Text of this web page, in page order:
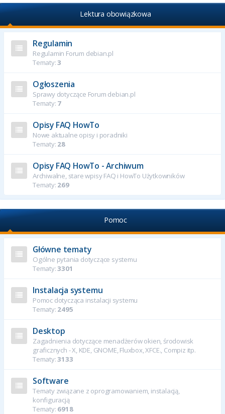
Lektura obowiązkowa
Regulamin
Regulamin Forum debian.pl
Tematy:3
Ogłoszenia
Sprawy dotyczące Forum debian.pl
Tematy: 7
Opisy FAQ HowTo
Nowe aktualne opisy i poradniki
Tematy: 28
Opisy FAQ HowTo - Archiwum
Archiwalne, stare wpisy FAQ i HowTo Użytkowników
Tematy: 269
Pomoc
Główne tematy
Ogólne pytania dotyczące systemu
Tematy:3301
Instalacja systemu
Pomoc dotycząca instalacji systemu
Tematy: 2495
Desktop
Zagadnienia dotyczące menadżerów okien, środowisk
graficznych - X, KDE, GNOME, Fluxbox, XFCE., Compiz itp.
Tematy:3133
Software
Tematy związane z oprogramowaniem, instalacją,
konfiguracją
Tematy: 6918